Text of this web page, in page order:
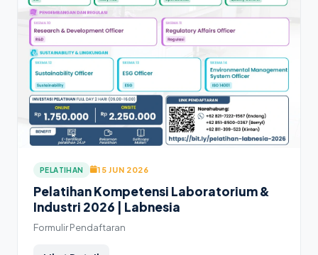
PELATIHAN 15 JUN 2026
Pelatihan Kompetensi Laboratorium &
Industri 2026 | Labnesia
Formulir Pendaftaran